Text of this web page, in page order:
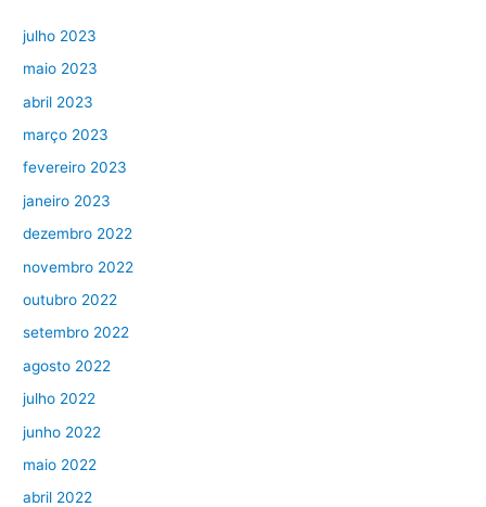
julho 2023
maio 2023
abril 2023
março 2023
fevereiro 2023
janeiro 2023
dezembro 2022
novembro 2022
outubro 2022
setembro 2022
agosto 2022
julho 2022
junho 2022
maio 2022
abril 2022